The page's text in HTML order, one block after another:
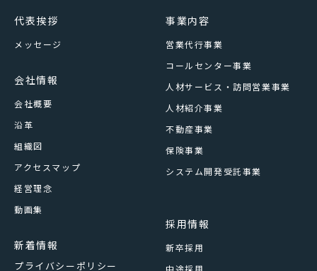
代表挨拶
メッセージ
事業内容
営業代行事業
コールセンター事業
人材サービス・訪問営業事業
人材紹介事業
不動産事業
保険事業
システム開発受託事業
会社情報
会社概要
沿革
組織図
アクセスマップ
経営理念
動画集
採用情報
新卒採用
中途採用
新着情報
プライバシーポリシー